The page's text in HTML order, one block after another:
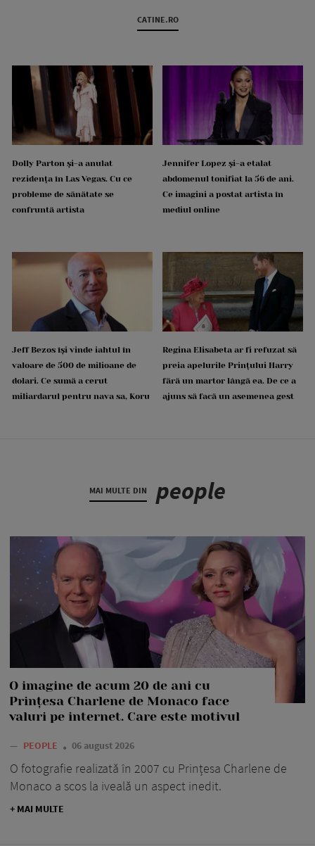
CATINE.RO
Dolly Parton și-a anulat
rezidența în Las Vegas. Cu ce
probleme de sănătate se
confruntă artista
Jennifer Lopez și-a etalat
abdomenul tonifiat la 56 de ani.
Ce imagini a postat artista în
mediul online
Jeff Bezos își vinde iahtul în
valoare de 500 de milioane de
dolari. Ce sumă a cerut
miliardarul pentru nava sa, Koru
Regina Elisabeta ar fi refuzat să
preia apelurile Prințului Harry
fără un martor lângă ea. De ce a
ajuns să facă un asemenea gest
MAI MULTE DIN people
O imagine de acum 20 de ani cu
Prințesa Charlene de Monaco face
valuri pe internet. Care este motivul
— PEOPLE 06 august 2026
O fotografie realizată în 2007 cu Prințesa Charlene de
Monaco a scos la iveală un aspect inedit.
+ MAI MULTE